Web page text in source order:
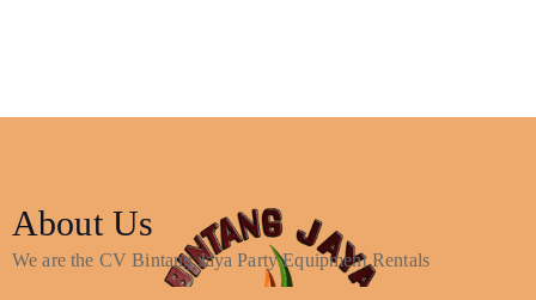
About Us
We are the CV Bintang Jaya Party Equipment Rentals